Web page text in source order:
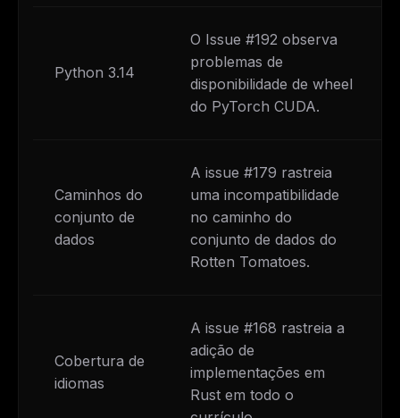
Python 3.14
O Issue #192 observa
problemas de
disponibilidade de wheel
do PyTorch CUDA.
Caminhos do
conjunto de
dados
A issue #179 rastreia
uma incompatibilidade
no caminho do
conjunto de dados do
Rotten Tomatoes.
Cobertura de
idiomas
A issue #168 rastreia a
adição de
implementações em
Rust em todo o